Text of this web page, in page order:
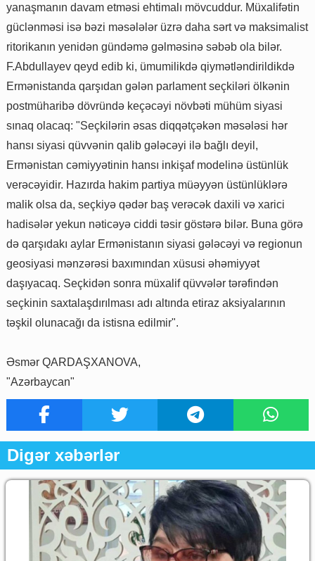
yanaşmanın davam etməsi ehtimalı mövcuddur. Müxalifətin
güclənməsi isə bəzi məsələlər üzrə daha sərt və maksimalist
ritorikanın yenidən gündəmə gəlməsinə səbəb ola bilər.
F.Abdullayev qeyd edib ki, ümumilikdə qiymətləndirildikdə
Ermənistanda qarşıdan gələn parlament seçkiləri ölkənin
postmüharibə dövründə keçəcəyi növbəti mühüm siyasi
sınaq olacaq: "Seçkilərin əsas diqqətçəkən məsələsi hər
hansı siyasi qüvvənin qalib gələcəyi ilə bağlı deyil,
Ermənistan cəmiyyətinin hansı inkişaf modelinə üstünlük
verəcəyidir. Hazırda hakim partiya müəyyən üstünlüklərə
malik olsa da, seçkiyə qədər baş verəcək daxili və xarici
hadisələr yekun nəticəyə ciddi təsir göstərə bilər. Buna görə
də qarşıdakı aylar Ermənistanın siyasi gələcəyi və regionun
geosiyasi mənzərəsi baxımından xüsusi əhəmiyyət
daşıyacaq. Seçkidən sonra müxalif qüvvələr tərəfindən
seçkinin saxtalaşdırılması adı altında etiraz aksiyalarının
təşkil olunacağı da istisna edilmir".
Əsmər QARDAŞXANOVA,
"Azərbaycan"
Digər xəbərlər